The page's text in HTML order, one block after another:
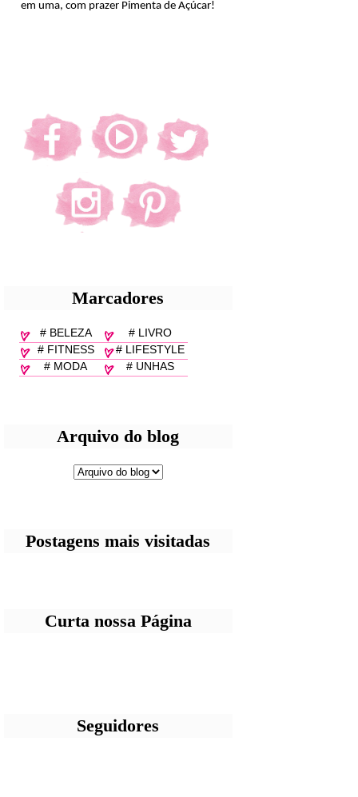
em uma, com prazer Pimenta de Açúcar!
Marcadores
# BELEZA
# LIVRO
# FITNESS
# LIFESTYLE
# MODA
# UNHAS
Arquivo do blog
Postagens mais visitadas
Curta nossa Página
Seguidores